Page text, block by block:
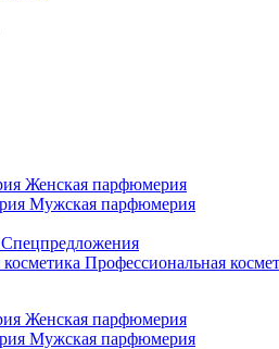
Женская парфюмерия
Мужская парфюмерия
Спецпредложения
Профессиональная
Женская парфюмерия
Мужская парфюмерия